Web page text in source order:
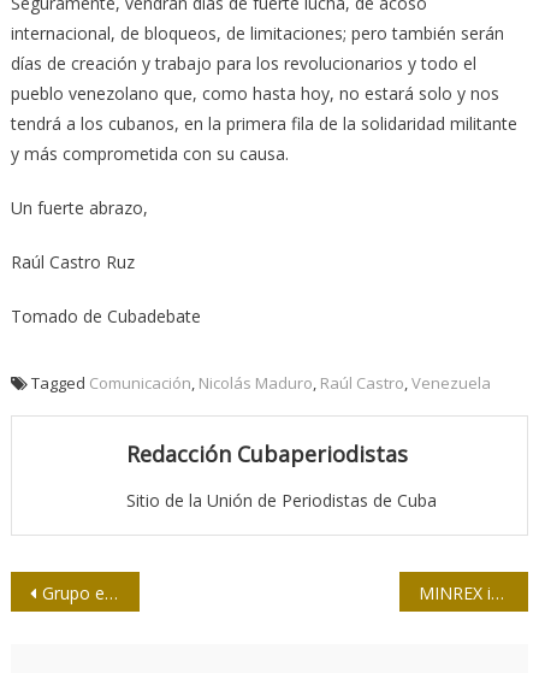
internacional, de bloqueos, de limitaciones; pero también serán
días de creación y trabajo para los revolucionarios y todo el
pueblo venezolano que, como hasta hoy, no estará solo y nos
tendrá a los cubanos, en la primera fila de la solidaridad militante
y más comprometida con su causa.
Un fuerte abrazo,
Raúl Castro Ruz
Tomado de Cubadebate
Tagged Comunicación, Nicolás Maduro, Raúl Castro,Venezuela
Redacción Cubaperiodistas
Sitio de la Unión de Periodistas de Cuba
Navegación
Grupo editorial de TIME anuncia recortes MINREX informa sobre incidente diplomático con Estados Unidos